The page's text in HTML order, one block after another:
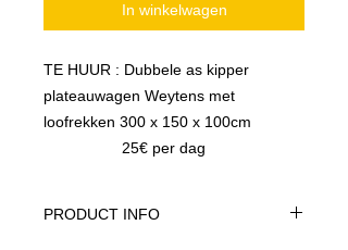
In winkelwagen
TE HUUR : Dubbele as kipper
plateauwagen Weytens met
loofrekken 300 x 150 x 100cm
25€ per dag
PRODUCT INFO